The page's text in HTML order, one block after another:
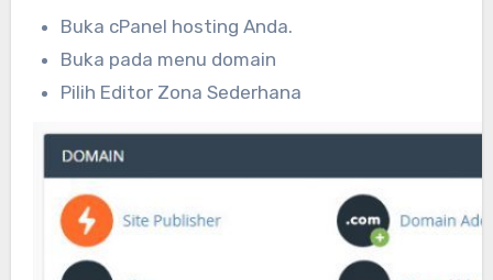
Buka cPanel hosting Anda.
Buka pada menu domain
Pilih Editor Zona Sederhana